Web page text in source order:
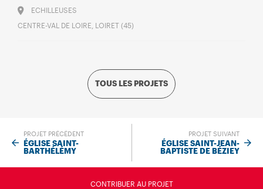
TOUS LES PROJETS
ECHILLEUSES
CENTRE-VAL DE LOIRE, LOIRET (45)
PROJET PRÉCÉDENT
ÉGLISE SAINT-
BARTHÉLÉMY
PROJET SUIVANT
ÉGLISE SAINT-JEAN-
BAPTISTE DE BÉZIEY
CONTRIBUER AU PROJET